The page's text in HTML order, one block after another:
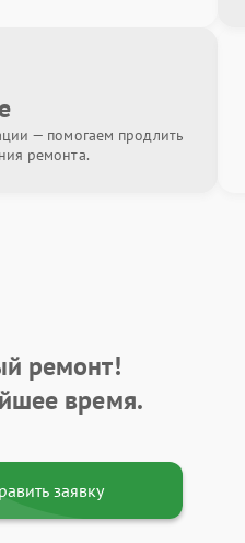
— помогаем продлить
ремонта.
ремонт!
время.
заявку